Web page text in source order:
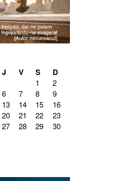
J V S D
1
2
6 7 8
9
13 14 15
16
20 21 22
23
27 28 29
30